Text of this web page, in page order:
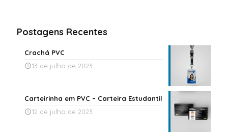
Postagens Recentes
Crachá PVC
13 de julho de 2023
Carteirinha em PVC – Carteira Estudantil
12 de julho de 2023